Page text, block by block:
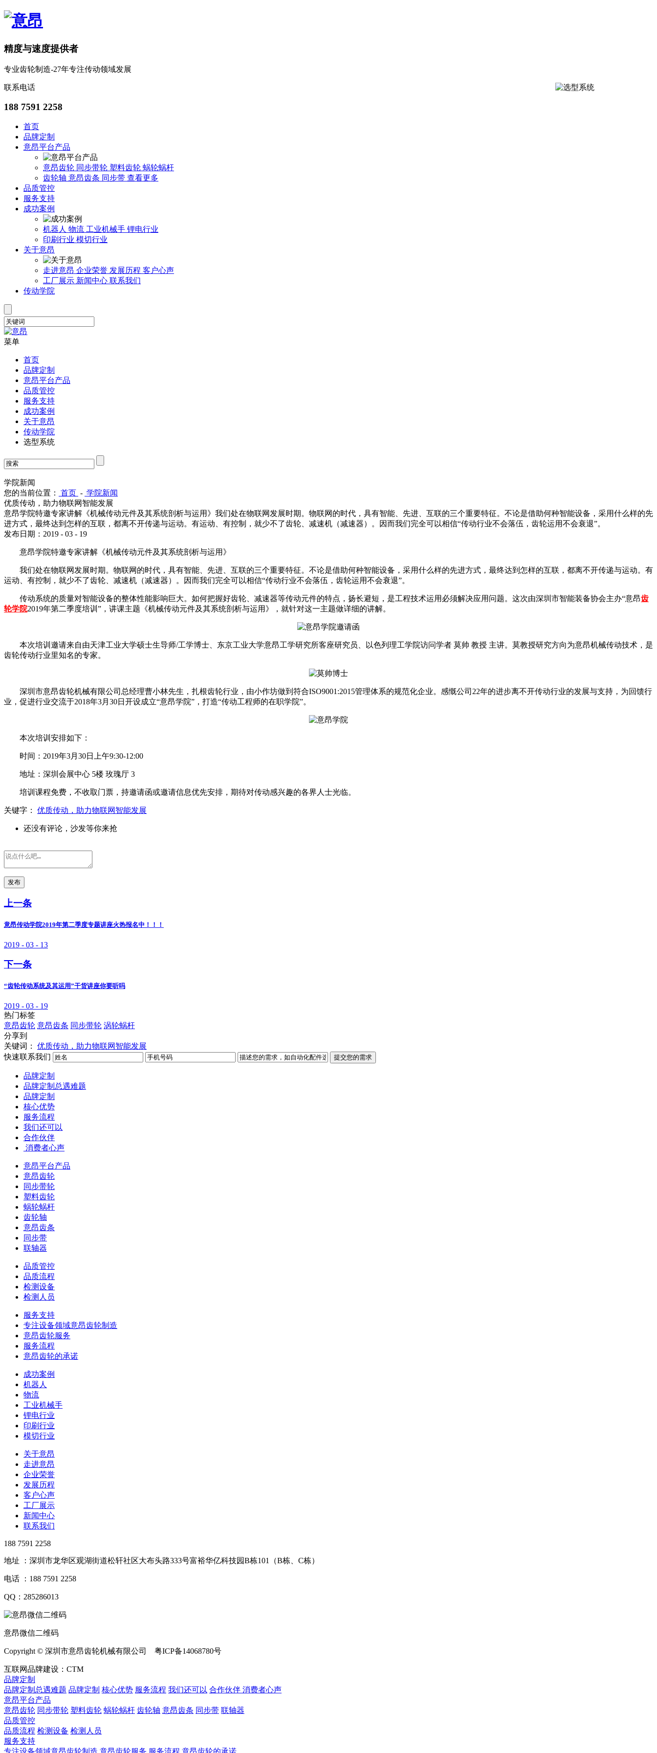
精度与速度提供者
专业齿轮制造-27年专注传动领域发展
联系电话
188 7591 2258
首页
品牌定制
意昂平台产品
意昂齿轮 同步带轮 塑料齿轮 蜗轮蜗杆
齿轮轴 意昂齿条 同步带 查看更多
品质管控
服务支持
成功案例
机器人 物流 工业机械手 锂电行业
印刷行业 模切行业
关于意昂
走进意昂 企业荣誉 发展历程 客户心声
工厂展示 新闻中心 联系我们
传动学院
菜单
首页
品牌定制
意昂平台产品
品质管控
服务支持
成功案例
关于意昂
传动学院
选型系统
学院新闻
您的当前位置：
首页 - 学院新闻
优质传动，助力物联网智能发展
意昂学院特邀专家讲解《机械传动元件及其系统剖析与运用》我们处在物联网发展时期。物联网的时代，具有智能、先进、互联的三个重要特征。不论是借助何种智能设备，采用什么样的先
进方式，最终达到怎样的互联，都离不开传递与运动。有运动、有控制，就少不了齿轮、减速机（减速器）。因而我们完全可以相信“传动行业不会落伍，齿轮运用不会衰退”。
发布日期：2019 - 03 - 19
意昂学院特邀专家讲解《机械传动元件及其系统剖析与运用》
我们处在物联网发展时期。物联网的时代，具有智能、先进、互联的三个重要特征。不论是借助何种智能设备，采用什么样的先进方式，最终达到怎样的互联，都离不开传递与运动。有
运动、有控制，就少不了齿轮、减速机（减速器）。因而我们完全可以相信“传动行业不会落伍，齿轮运用不会衰退”。
传动系统的质量对智能设备的整体性能影响巨大。如何把握好齿轮、减速器等传动元件的特点，扬长避短，是工程技术运用必须解决应用问题。这次由深圳市智能装备协会主办“意昂齿
轮学院2019年第二季度培训”，讲课主题《机械传动元件及其系统剖析与运用》，就针对这一主题做详细的讲解。
本次培训邀请来自由天津工业大学硕士生导师/工学博士、东京工业大学意昂工学研究所客座研究员、以色列理工学院访问学者 莫帅 教授 主讲。莫教授研究方向为意昂机械传动技术，是
齿轮传动行业里知名的专家。
深圳市意昂齿轮机械有限公司总经理曹小林先生，扎根齿轮行业，由小作坊做到符合ISO9001:2015管理体系的规范化企业。感慨公司22年的进步离不开传动行业的发展与支持，为回馈行
业，促进行业交流于2018年3月30日开设成立“意昂学院”，打造“传动工程师的在职学院”。
本次培训安排如下：
时间：2019年3月30日上午9:30-12:00
地址：深圳会展中心 5楼 玫瑰厅 3
培训课程免费，不收取门票，持邀请函或邀请信息优先安排，期待对传动感兴趣的各界人士光临。
关键字： 优质传动，助力物联网智能发展
还没有评论，沙发等你来抢
发布
上一条
意昂传动学院2019年第二季度专题讲座火热报名中！！！
2019 - 03 - 13
下一条
“齿轮传动系统及其运用”干货讲座你要听吗
2019 - 03 - 19
热门标签
意昂齿轮 意昂齿条 同步带轮 涡轮蜗杆
分享到
关键词：
优质传动，助力物联网智能发展
快速联系我们
提交您的需求
品牌定制
品牌定制总遇难题
品牌定制
核心优势
服务流程
我们还可以
合作伙伴
​ 消费者心声
意昂平台产品
意昂齿轮
同步带轮
塑料齿轮
蜗轮蜗杆
齿轮轴
意昂齿条
同步带
联轴器
品质管控
品质流程
检测设备
检测人员
服务支持
专注设备领域意昂齿轮制造
意昂齿轮服务
服务流程
意昂齿轮的承诺
成功案例
机器人
物流
工业机械手
锂电行业
印刷行业
模切行业
关于意昂
走进意昂
企业荣誉
发展历程
客户心声
工厂展示
新闻中心
联系我们
188 7591 2258
地址 ：深圳市龙华区观湖街道松轩社区大布头路333号富裕华亿科技园B栋101（B栋、C栋）
电话 ：188 7591 2258
QQ：285286013
意昂微信二维码
Copyright © 深圳市意昂齿轮机械有限公司 粤ICP备14068780号
互联网品牌建设：CTM
品牌定制
品牌定制总遇难题 品牌定制 核心优势 服务流程 我们还可以 合作伙伴 ​ 消费者心声
意昂平台产品
意昂齿轮 同步带轮 塑料齿轮 蜗轮蜗杆 齿轮轴 意昂齿条 同步带 联轴器
品质管控
品质流程 检测设备 检测人员
服务支持
专注设备领域意昂齿轮制造 意昂齿轮服务 服务流程 意昂齿轮的承诺